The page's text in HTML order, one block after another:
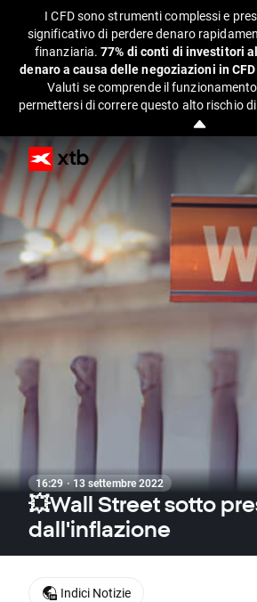
I CFD sono strumenti complessi e
significativo di perdere denaro
finanziaria.77% di conti di investitori
denaro a causa delle negoziazioni in
Valuti se comprende il
permettersi di correre questo alto rischio
16:29 · 13 settembre 2022
💥Wall Street sotto
dall'inflazione
Indici Notizie